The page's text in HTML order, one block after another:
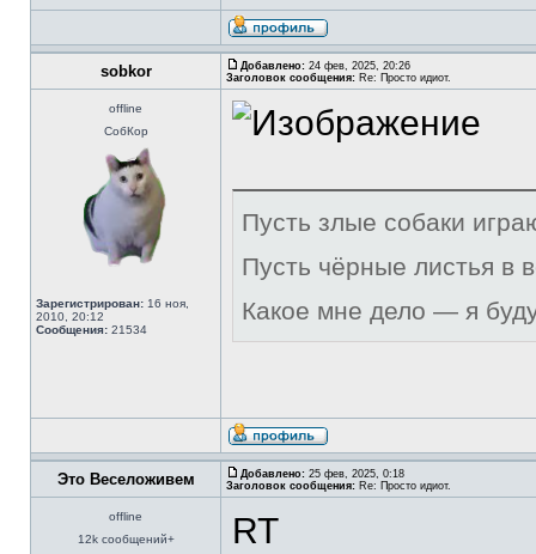
sobkor Добавлено: 24 фев, 2025, 20:26
Заголовок сообщения: Re: Просто идиот.
offline
СобКор
Зарегистрирован: 16 ноя,
2010, 20:12
Сообщения: 21534
Пусть злые собаки
Пусть чёрные листья в
Какое мне дело — я
Это Веселоживем Добавлено: 25 фев, 2025, 0:18
Заголовок сообщения: Re: Просто идиот.
offline
12k сообщений+
RT